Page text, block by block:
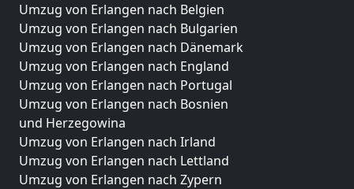
Umzug von Erlangen nach Belgien
Umzug von Erlangen nach Bulgarien
Umzug von Erlangen nach Dänemark
Umzug von Erlangen nach England
Umzug von Erlangen nach Portugal
Umzug von Erlangen nach Bosnien
und Herzegowina
Umzug von Erlangen nach Irland
Umzug von Erlangen nach Lettland
Umzug von Erlangen nach Zypern